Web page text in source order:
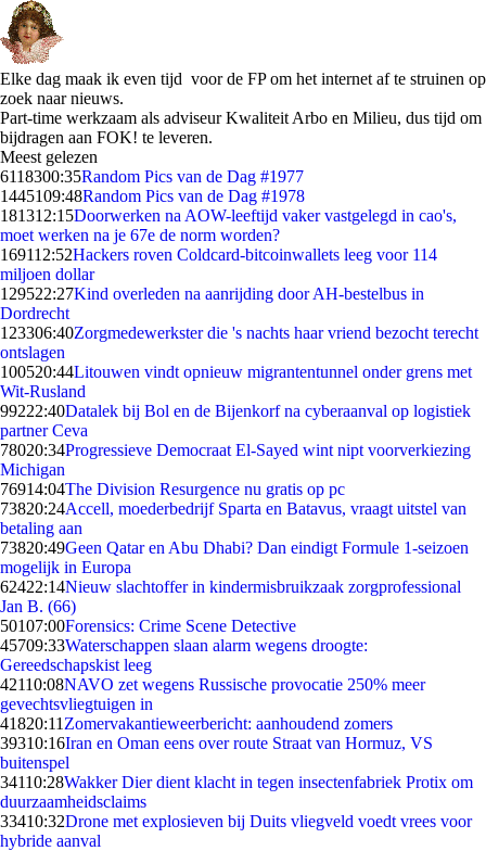
Elke dag maak ik even tijd voor de FP om het internet af te struinen op
zoek naar nieuws.
Part-time werkzaam als adviseur Kwaliteit Arbo en Milieu, dus tijd om
bijdragen aan FOK! te leveren.
Meest gelezen
6118300:35Random Pics van de Dag #1977
1445109:48Random Pics van de Dag #1978
181312:15Doorwerken na AOW-leeftijd vaker vastgelegd in cao's,
moet werken na je 67e de norm worden?
169112:52Hackers roven Coldcard-bitcoinwallets leeg voor 114
miljoen dollar
129522:27Kind overleden na aanrijding door AH-bestelbus in
Dordrecht
123306:40Zorgmedewerkster die 's nachts haar vriend bezocht terecht
ontslagen
100520:44Litouwen vindt opnieuw migrantentunnel onder grens met
Wit-Rusland
99222:40Datalek bij Bol en de Bijenkorf na cyberaanval op logistiek
partner Ceva
78020:34Progressieve Democraat El-Sayed wint nipt voorverkiezing
Michigan
76914:04The Division Resurgence nu gratis op pc
73820:24Accell, moederbedrijf Sparta en Batavus, vraagt uitstel van
betaling aan
73820:49Geen Qatar en Abu Dhabi? Dan eindigt Formule 1-seizoen
mogelijk in Europa
62422:14Nieuw slachtoffer in kindermisbruikzaak zorgprofessional
Jan B. (66)
50107:00Forensics: Crime Scene Detective
45709:33Waterschappen slaan alarm wegens droogte:
Gereedschapskist leeg
42110:08NAVO zet wegens Russische provocatie 250% meer
gevechtsvliegtuigen in
41820:11 Zomervakantieweerbericht: aanhoudend zomers
39310:16Iran en Oman eens over route Straat van Hormuz, VS
buitenspel
34110:28Wakker Dier dient klacht in tegen insectenfabriek Protix om
duurzaamheidsclaims
33410:32Drone met explosieven bij Duits vliegveld voedt vrees voor
hybride aanval